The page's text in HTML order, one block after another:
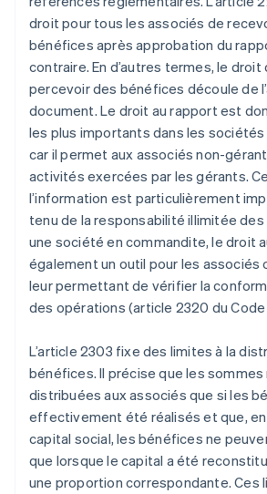
droit pour tous les associés de
bénéfices après approbation du
contraire. En d’autres termes, le droit
percevoir des bénéfices découle de
document. Le droit au rapport est
les plus importants dans les
car il permet aux associés non-
activités exercées par les gérants.
l’information est particulièrement
tenu de la responsabilité illimitée des
une société en commandite, le droit
également un outil pour les associés
leur permettant de vérifier la
des opérations (article 2320 du Code
L’article 2303 fixe des limites à la
bénéfices. Il précise que les
distribuées aux associés que si les
effectivement été réalisés et que,
capital social, les bénéfices ne
que lorsque le capital a été
une proportion correspondante. Ces